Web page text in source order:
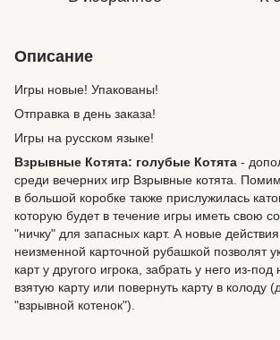
Описание
Игры новые! Упакованы!
Отправка в день заказа!
Игры на русском языке!
Взрывные Котята: голубые Котята -
среди вечерних игр Взрывные котята.
в большой коробке также прислужилась
которую будет в течение игры иметь свою
"ничку" для запасных карт. А новые
неизменной карточной рубашкой позволят
карт у другого игрока, забрать у него из-под
взятую карту или повернуть карту в колоду
"взрывной котенок").